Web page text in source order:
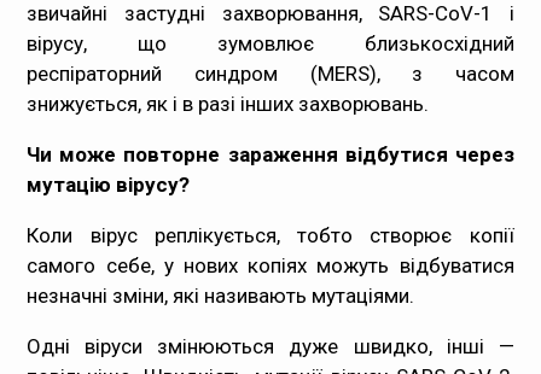
звичайні застудні захворювання, SARS-CoV-1 і
вірусу, що зумовлює близькосхідний
респіраторний синдром (MERS), з часом
знижується, як і в разі інших захворювань.
Чи може повторне зараження відбутися через
мутацію вірусу?
Коли вірус реплікується, тобто створює копії
самого себе, у нових копіях можуть відбуватися
незначні зміни, які називають мутаціями.
Одні віруси змінюються дуже швидко, інші —